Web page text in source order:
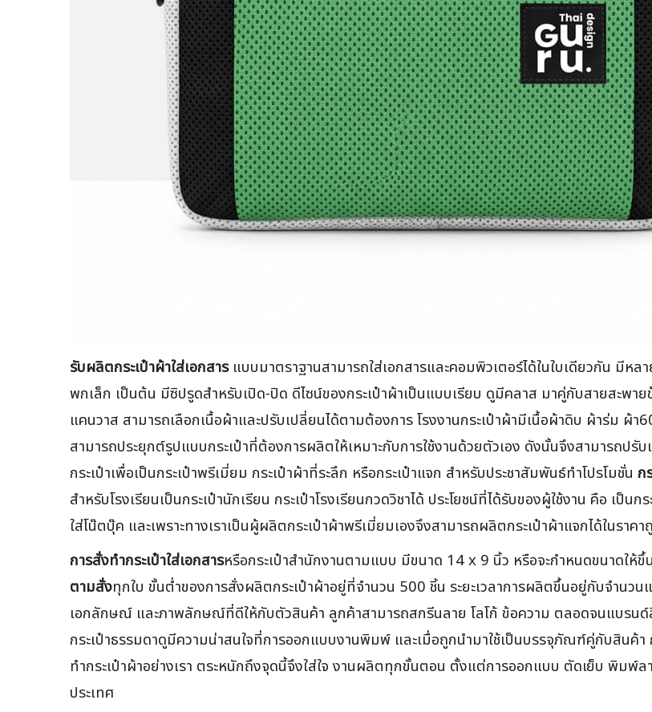
รับผลิตกระเป๋าผ้าใส่เอกสารแบบมาตราฐานสามารถใส่เอกสารและคอมพิวเตอร์ได้ในใบเดียวกัน มี
พกเล็ก เป็นต้น มีซิปรูดสำหรับเปิด-ปิด ดีไซน์ของกระเป๋าผ้าเป็นแบบเรียบ ดูมีคลาส มาคู่กับสายสะพา
แคนวาส สามารถเลือกเนื้อผ้าและปรับเปลี่ยนได้ตามต้องการ โรงงานกระเป๋าผ้ามีเนื้อผ้าดิบ ผ้าร่ม
สามารถประยุกต์รูปแบบกระเป๋าที่ต้องการผลิตให้เหมาะกับการใช้งานด้วยตัวเอง ดังนั้นจึงสามารถป
กระเป๋าเพื่อเป็นกระเป๋าพรีเมี่ยม กระเป๋าผ้าที่ระลึก หรือกระเป๋าแจก สำหรับประชาสัมพันธ์ทำโปรโมชั่น ก
สำหรับโรงเรียนเป็นกระเป๋านักเรียน กระเป๋าโรงเรียนกวดวิชาได้ ประโยชน์ที่ได้รับของผู้ใช้งาน คือ เป็น
ใส่โน๊ตบุ๊ค และเพราะทางเราเป็นผู้ผลิตกระเป๋าผ้าพรีเมี่ยมเองจึงสามารถผลิตกระเป๋าผ้าแจกได้ในราคา
การสั่งทำกระเป๋าใส่เอกสารหรือกระเป๋าสำนักงานตามแบบ มีขนาด 14 x 9 นิ้ว หรือจะกำหนดขนาดให้ขึ้
ตามสั่งทุกใบ ขั้นต่ำของการสั่งผลิตกระเป๋าผ้าอยู่ที่จำนวน 500 ชิ้น ระยะเวลาการผลิตขึ้นอยู่กับจำนว
เอกลักษณ์ และภาพลักษณ์ที่ดีให้กับตัวสินค้า ลูกค้าสามารถสกรีนลาย โลโก้ ข้อความ ตลอดจนแบรนด์
กระเป๋าธรรมดาดูมีความน่าสนใจที่การออกแบบงานพิมพ์ และเมื่อถูกนำมาใช้เป็นบรรจุภัณฑ์คู่กับสินค้
ทำกระเป๋าผ้าอย่างเรา ตระหนักถึงจุดนี้จึงใส่ใจ งานผลิตทุกขั้นตอน ตั้งแต่การออกแบบ ตัดเย็บ พิมพ์
ประเทศ